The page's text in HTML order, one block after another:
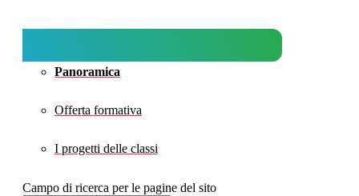
Panoramica
Offerta formativa
I progetti delle classi
Campo di ricerca per le pagine del sito